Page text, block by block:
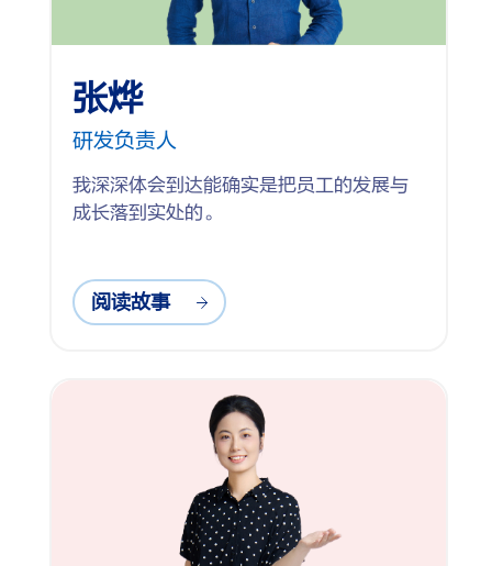
张烨
研发负责人
我深深体会到达能确实是把员工的发展与
成长落到实处的。
阅读故事